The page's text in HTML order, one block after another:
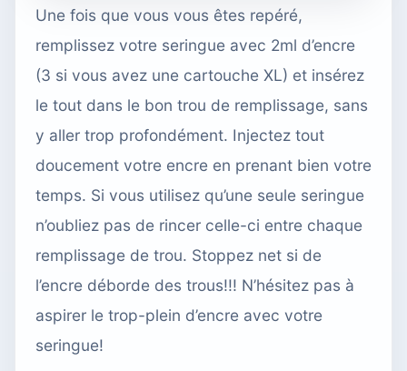
Une fois que vous vous êtes repéré,
remplissez votre seringue avec 2ml d’encre
(3 si vous avez une cartouche XL) et insérez
le tout dans le bon trou de remplissage, sans
y aller trop profondément. Injectez tout
doucement votre encre en prenant bien votre
temps. Si vous utilisez qu’une seule seringue
n’oubliez pas de rincer celle-ci entre chaque
remplissage de trou. Stoppez net si de
l’encre déborde des trous!!! N’hésitez pas à
aspirer le trop-plein d’encre avec votre
seringue!